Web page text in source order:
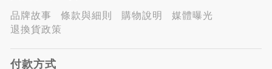
品牌故事 條款與細則 購物說明
媒體曝光
退換貨政策
付款方式